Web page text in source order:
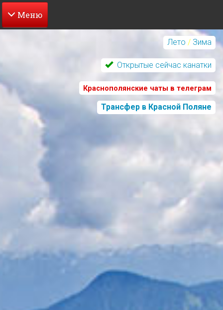
Перейти
содержанию
Лето / Зима
Открытые сейчас канатки
Краснополянские чаты в телеграм
Трансфер в Красной Поляне